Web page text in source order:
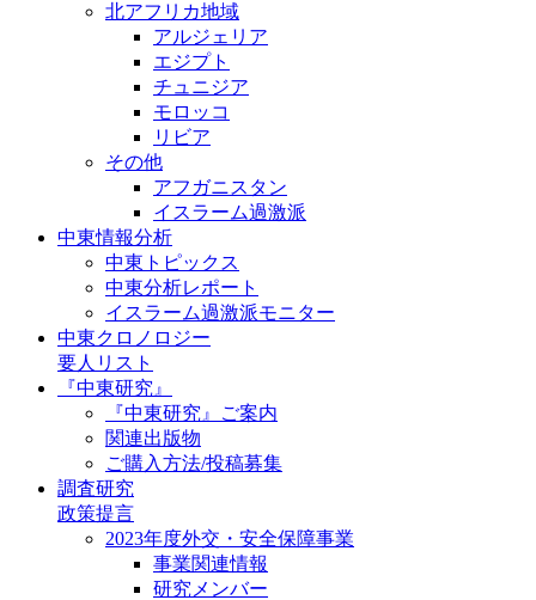
北アフリカ地域
アルジェリア
エジプト
チュニジア
モロッコ
リビア
その他
アフガニスタン
イスラーム過激派
中東情報分析
中東トピックス
中東分析レポート
イスラーム過激派モニター
中東クロノロジー
要人リスト
『中東研究』
『中東研究』ご案内
関連出版物
ご購入方法/投稿募集
調査研究
政策提言
2023年度外交・安全保障事業
事業関連情報
研究メンバー